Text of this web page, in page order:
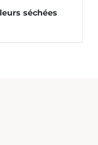
séchées